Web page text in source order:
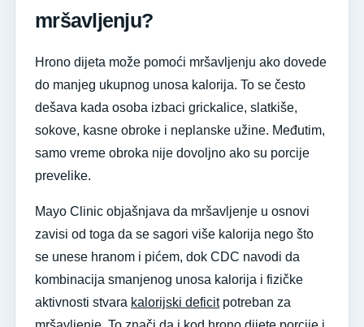
mršavljenju?
Hrono dijeta može pomoći mršavljenju ako dovede
do manjeg ukupnog unosa kalorija. To se često
dešava kada osoba izbaci grickalice, slatkiše,
sokove, kasne obroke i neplanske užine. Međutim,
samo vreme obroka nije dovoljno ako su porcije
prevelike.
Mayo Clinic objašnjava da mršavljenje u osnovi
zavisi od toga da se sagori više kalorija nego što
se unese hranom i pićem, dok CDC navodi da
kombinacija smanjenog unosa kalorija i fizičke
aktivnosti stvara kalorijski deficitpotreban za